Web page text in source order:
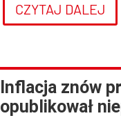
CZYTAJ DALEJ
Inflacja znów
opublikował